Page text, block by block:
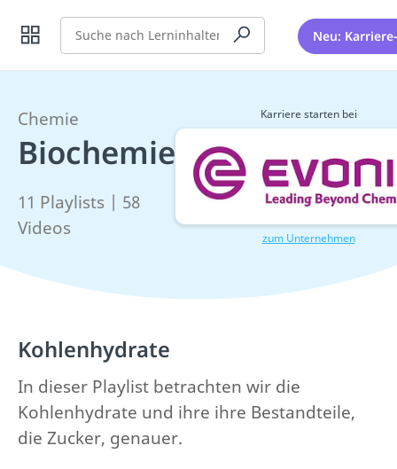
Suche Neu:
Chemie
Biochemie
11 Playlists | 58
Videos
Karriere starten bei
zum Unternehmen
Kohlenhydrate
In dieser Playlist betrachten wir die
Kohlenhydrate und ihre ihre Bestandteile,
die Zucker, genauer.